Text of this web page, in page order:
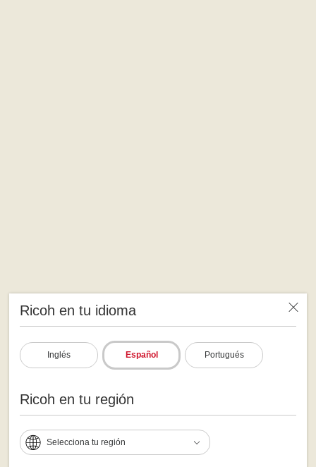
Ricoh en tu idioma
Inglés Español Portugués
Ricoh en tu región
Selecciona tu región